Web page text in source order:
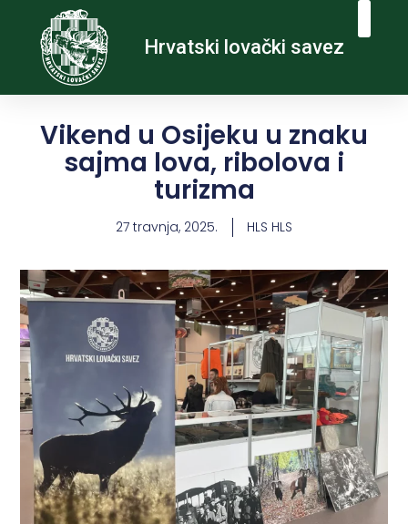
Hrvatski lovački savez
Vikend u Osijeku u znaku
sajma lova, ribolova i
turizma
27 travnja, 2025. HLS HLS